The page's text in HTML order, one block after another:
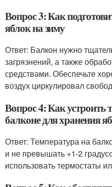
Вопрос 3: Как
яблок на зиму
Ответ: Балкон нужно
загрязнений, а также
средствами. Обеспечьте
воздух циркулировал
Вопрос 4: Как
балконе для хранения
Ответ: Температура на
и не превышать +1-2
использовать термостаты